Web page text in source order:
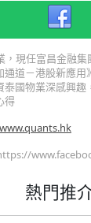
區有一間名叫
也被廣泛報導，
盤，至今你敢
Namai Jagu的
兒分屍，然後準
實還有很多很
但海外的買家卻
筆者，盡可能給
相片可以看看附
面佛，然後你可
樓盤名稱，比如
BTS有多遠，
說樓盤附近的
實不用親身到泰
些樓盤的名稱輸
看，你會找到樓
名稱，找到樓
1 Siam、Chit
其合作，參與擴
然經歷過政治動
大規模經濟改
。意思是第四
，重點是振興農
到了泰國3.0，
這個階段其實是
，有些人會先富
，所以最終就是
國有10個行業會
年，每5年為一
，現任富昌金融
道－港股新應用
泰國物業深感興
得
www.quants.hk
熱門推